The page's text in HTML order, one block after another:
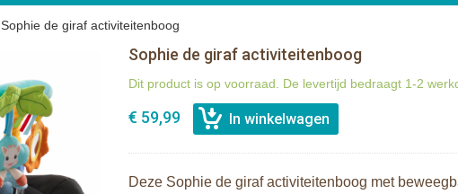
Sophie de giraf activiteitenboog
Sophie de giraf activiteitenboog
Dit product is op voorraad. De levertijd bedraagt 1-2
€ 59,99
Deze Sophie de giraf activiteitenboog met